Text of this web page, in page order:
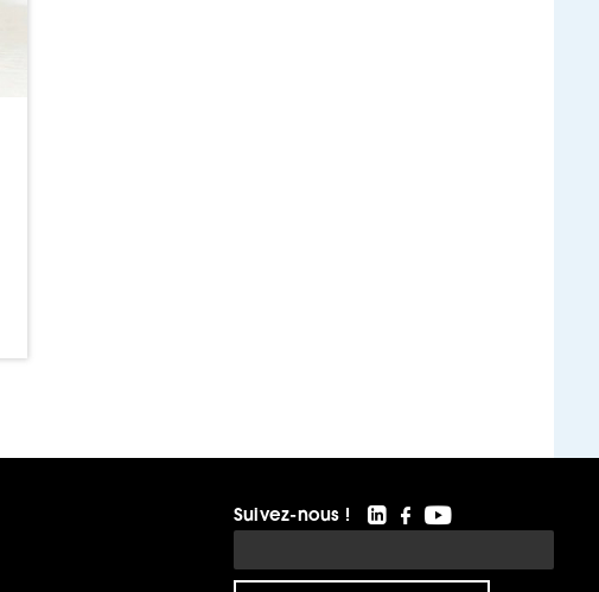
Suivez-nous !